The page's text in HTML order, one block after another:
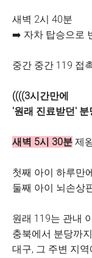
새벽 2시 40분
➡️ 자차 탑승으로
중간 중간 119 접
((((3시간만에
'원래 진료받던'
새벽 5시 30분 제
첫째 아이 하루만
둘째 아이 뇌손상
원래 119는 관내
충북에서 분당까
대구, 그 주변 지